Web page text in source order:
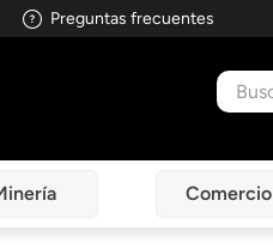
Preguntas frecuentes
Buscar
Comercio